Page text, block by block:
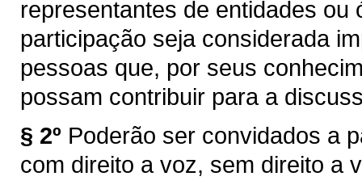
representantes de entidades
participação seja considerada
pessoas que, por seus
possam contribuir para a
§ 2º Poderão ser convidados a
com direito a voz, sem direito a